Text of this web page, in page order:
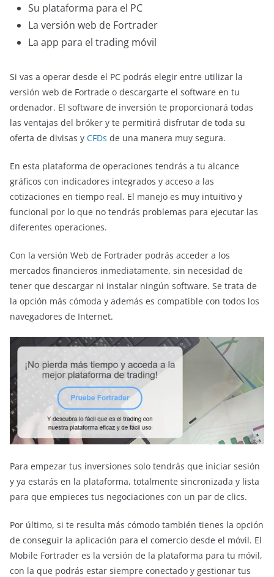
Su plataforma para el PC
La versión web de Fortrader
La app para el trading móvil
Si vas a operar desde el PC podrás elegir entre utilizar la
versión web de Fortrade o descargarte el software en tu
ordenador. El software de inversión te proporcionará todas
las ventajas del bróker y te permitirá disfrutar de toda su
oferta de divisas y CFDs de una manera muy segura.
En esta plataforma de operaciones tendrás a tu alcance
gráficos con indicadores integrados y acceso a las
cotizaciones en tiempo real. El manejo es muy intuitivo y
funcional por lo que no tendrás problemas para ejecutar las
diferentes operaciones.
Con la versión Web de Fortrader podrás acceder a los
mercados financieros inmediatamente, sin necesidad de
tener que descargar ni instalar ningún software. Se trata de
la opción más cómoda y además es compatible con todos los
navegadores de Internet.
Para empezar tus inversiones solo tendrás que iniciar sesión
y ya estarás en la plataforma, totalmente sincronizada y lista
para que empieces tus negociaciones con un par de clics.
Por último, si te resulta más cómodo también tienes la opción
de conseguir la aplicación para el comercio desde el móvil. El
Mobile Fortrader es la versión de la plataforma para tu móvil,
con la que podrás estar siempre conectado y gestionar tus